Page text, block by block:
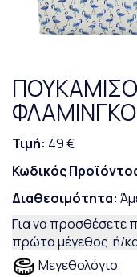
Τιμή: 49 €
Κωδικός
Διαθεσιμότητα:
Για να προσθέσετε
πρώτα μέγεθος ή/
Μεγεθολόγιο